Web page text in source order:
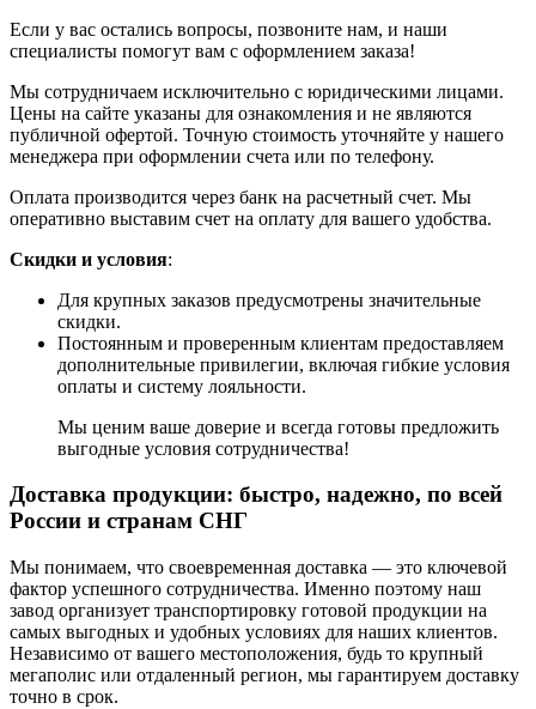
Если у вас остались вопросы, позвоните нам, и наши
специалисты помогут вам с оформлением заказа!
Мы сотрудничаем исключительно с юридическими лицами.
Цены на сайте указаны для ознакомления и не являются
публичной офертой. Точную стоимость уточняйте у нашего
менеджера при оформлении счета или по телефону.
Оплата производится через банк на расчетный счет. Мы
оперативно выставим счет на оплату для вашего удобства.
Скидки и условия:
Для крупных заказов предусмотрены значительные
скидки.
Постоянным и проверенным клиентам предоставляем
дополнительные привилегии, включая гибкие условия
оплаты и систему лояльности.
Мы ценим ваше доверие и всегда готовы предложить
выгодные условия сотрудничества!
Доставка продукции: быстро, надежно, по всей
России и странам СНГ
Мы понимаем, что своевременная доставка — это ключевой
фактор успешного сотрудничества. Именно поэтому наш
завод организует транспортировку готовой продукции на
самых выгодных и удобных условиях для наших клиентов.
Независимо от вашего местоположения, будь то крупный
мегаполис или отдаленный регион, мы гарантируем доставку
точно в срок.